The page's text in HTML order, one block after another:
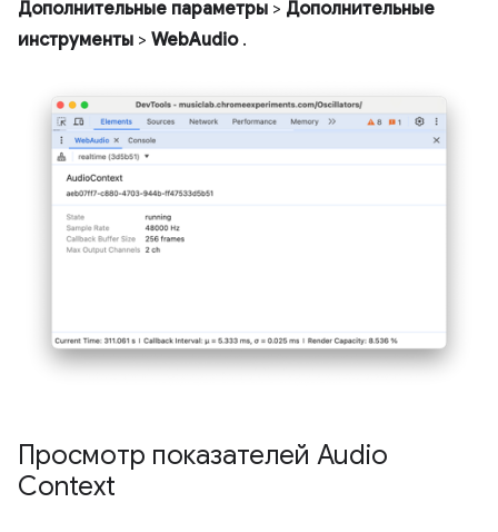
Дополнительные параметры > Дополнительные
инструменты > WebAudio.
Просмотр показателей Audio
Context